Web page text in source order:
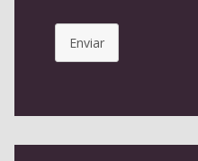
Enviar